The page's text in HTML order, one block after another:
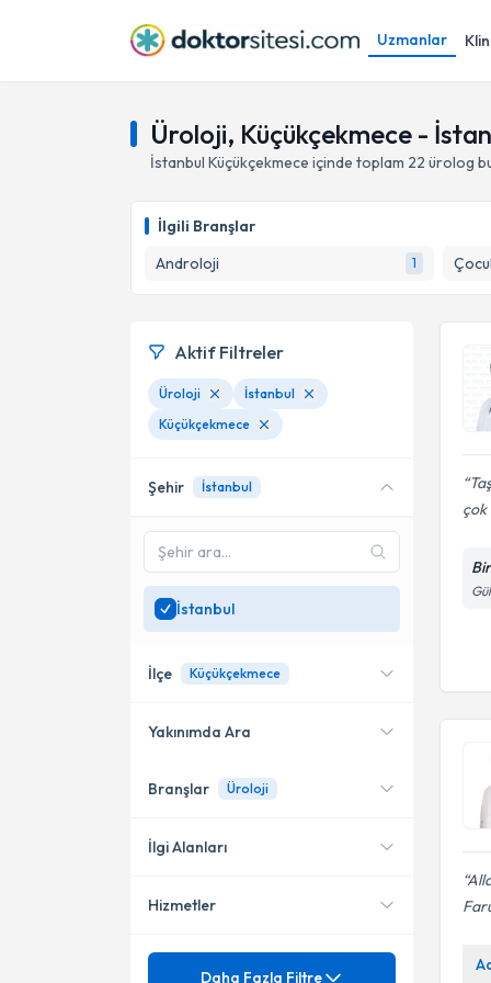
Uzmanlar
Üroloji, Küçükçekmece -
İstanbul Küçükçekmece içinde toplam 22 ürolog
İlgili Branşlar
Androloji
1
çok
Aktif Filtreler
Üroloji
İstanbul
Küçükçekmece
Şehir İstanbul
İstanbul
İlçe Küçükçekmece
Şişli
Ataşehir
Yakınımda Ara
Konumuma yakın uzmanları
Branşlar Üroloji
Üroloji
Androloji
İlgi Alanları
Böbrek Taşı
Hizmetler
Mezuniyet
Daha Fazla Filtre